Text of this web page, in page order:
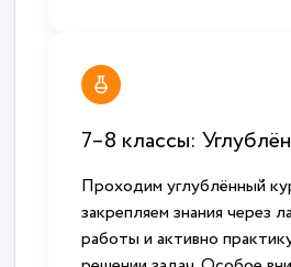
7–8 классы:
Проходим углублённый
закрепляем знания через
работы и активно